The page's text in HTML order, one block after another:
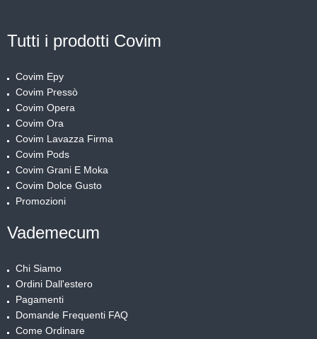
Tutti i prodotti Covim
Covim Epy
Covim Pressò
Covim Opera
Covim Ora
Covim Lavazza Firma
Covim Pods
Covim Grani E Moka
Covim Dolce Gusto
Promozioni
Vademecum
Chi Siamo
Ordini Dall'estero
Pagamenti
Domande Frequenti FAQ
Come Ordinare